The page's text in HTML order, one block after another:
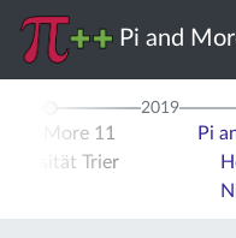
Pi and
and More 11
Trier
2019
Pi